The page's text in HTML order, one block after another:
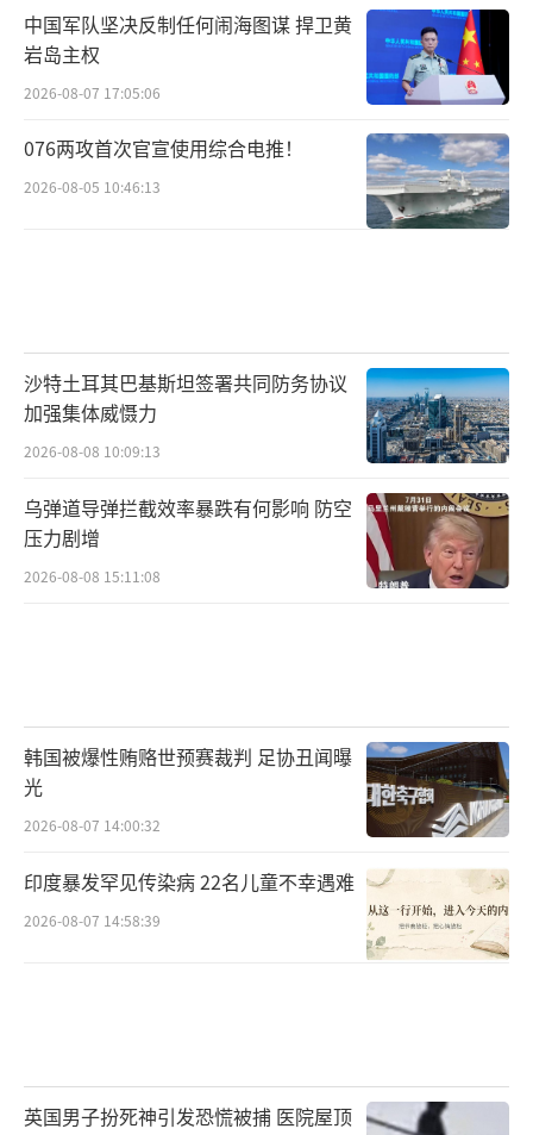
中国军队坚决反制任何闹海图谋 捍卫黄
岩岛主权
2026-08-07 17:05:06
076两攻首次官宣使用综合电推！
2026-08-05 10:46:13
沙特土耳其巴基斯坦签署共同防务协议
加强集体威慑力
2026-08-08 10:09:13
乌弹道导弹拦截效率暴跌有何影响 防空
压力剧增
2026-08-08 15:11:08
韩国被爆性贿赂世预赛裁判 足协丑闻曝
光
2026-08-07 14:00:32
印度暴发罕见传染病 22名儿童不幸遇难
2026-08-07 14:58:39
英国男子扮死神引发恐慌被捕 医院屋顶